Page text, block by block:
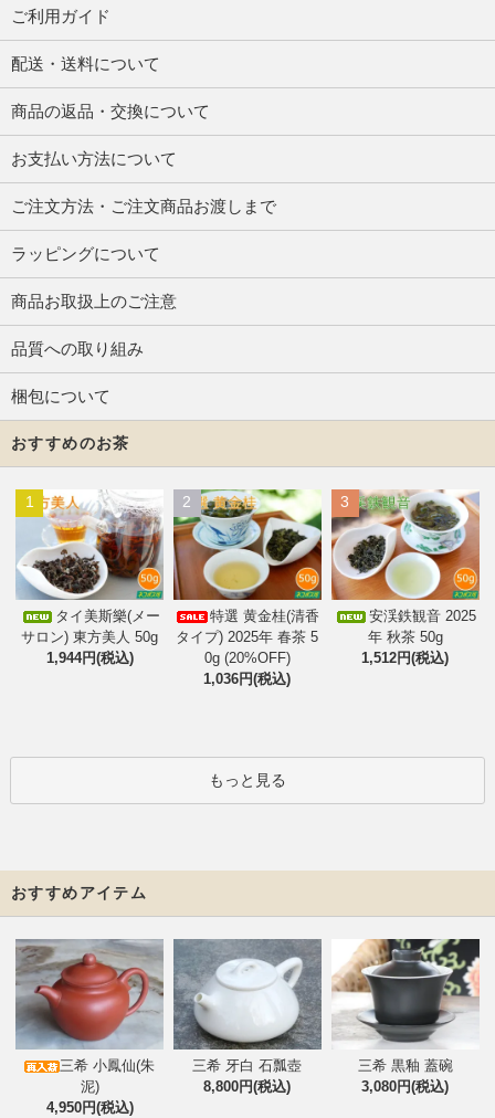
ご利用ガイド
配送・送料について
商品の返品・交換について
お支払い方法について
ご注文方法・ご注文商品お渡しまで
ラッピングについて
商品お取扱上のご注意
品質への取り組み
梱包について
おすすめのお茶
1
タイ美斯樂(メー
サロン) 東方美人 50g
1,944円(税込)
2
特選 黄金桂(清香
タイプ) 2025年 春茶 5
0g (20%OFF)
1,036円(税込)
3
安渓鉄観音 2025
年 秋茶 50g
1,512円(税込)
もっと見る
おすすめアイテム
三希 小鳳仙(朱
泥)
4,950円(税込)
三希 牙白 石瓢壺
8,800円(税込)
三希 黒釉 蓋碗
3,080円(税込)